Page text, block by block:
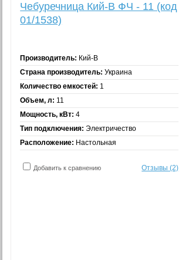
Чебуречница Кий-В ФЧ - 11 (код
01/1538)
Производитель: Кий-В
Страна производитель: Украина
Количество емкостей: 1
Объем, л: 11
Мощность, кВт: 4
Тип подключения: Электричество
Расположение: Настольная
Добавить к сравнению Отзывы (2)